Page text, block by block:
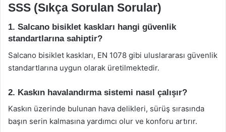
SSS (Sıkça Sorulan Sorular)
1. Salcano bisiklet kaskları hangi güvenlik
standartlarına sahiptir?
Salcano bisiklet kaskları, EN 1078 gibi uluslararası güvenlik
standartlarına uygun olarak üretilmektedir.
2. Kaskın havalandırma sistemi nasıl çalışır?
Kaskın üzerinde bulunan hava delikleri, sürüş sırasında
başın serin kalmasına yardımcı olur ve konforu artırır.